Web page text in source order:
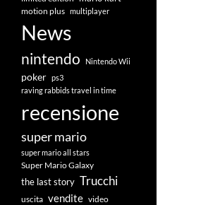
motion plus multiplayer
News
nintendo Nintendo Wii
poker ps3
raving rabbids travel in time
recensione
super mario
super mario all stars
Super Mario Galaxy
the last story Trucchi
uscita vendite video